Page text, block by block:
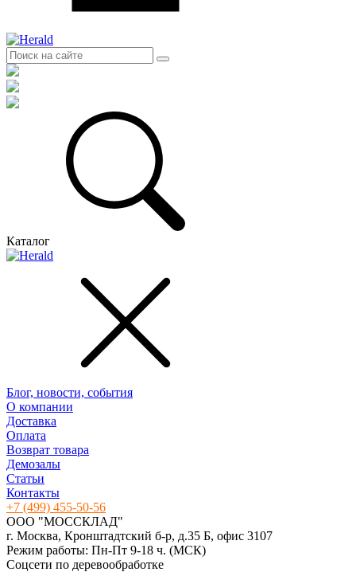
Каталог
Блог, новости, события
О компании
Доставка
Оплата
Возврат товара
Демозалы
Статьи
Контакты
+7 (499) 455-50-56
ООО "МОССКЛАД"
г. Москва, Кронштадтский б-р, д.35 Б, офис 3107
Режим работы: Пн-Пт 9-18 ч. (МСК)
Соцсети по деревообработке